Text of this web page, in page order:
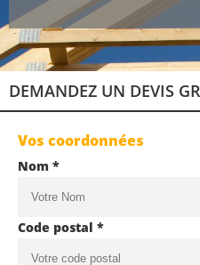
DEMANDEZ UN DEVIS
Vos coordonnées
Nom *
Code postal *